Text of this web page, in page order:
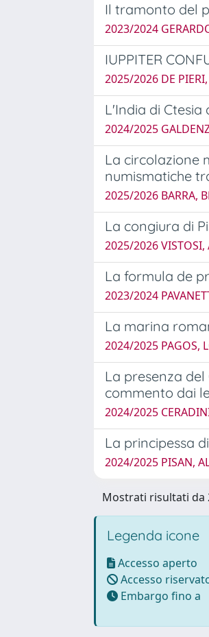
Il tramonto del
2023/2024
IUPPITER
2025/2026 DE
L'India di Ctesia
2024/2025
La circolazione
numismatiche
2025/2026 BARRA,
La congiura di
2025/2026 VISTOSI,
La formula de
2023/2024
La marina
2024/2025 PAGOS,
La presenza
commento dai
2024/2025
La principessa
2024/2025 PISAN,
Mostrati risultati da
Legenda icone
Accesso aperto
Accesso
Embargo fino a